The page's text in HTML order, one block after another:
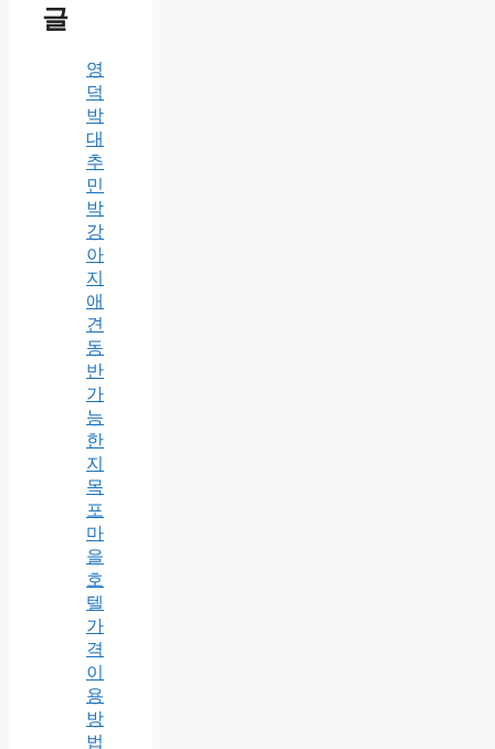
글
영
덕
박
대
추
민
박
강
아
지
애
견
동
반
가
능
한
지
목
포
마
을
호
텔
가
격
이
용
방
법